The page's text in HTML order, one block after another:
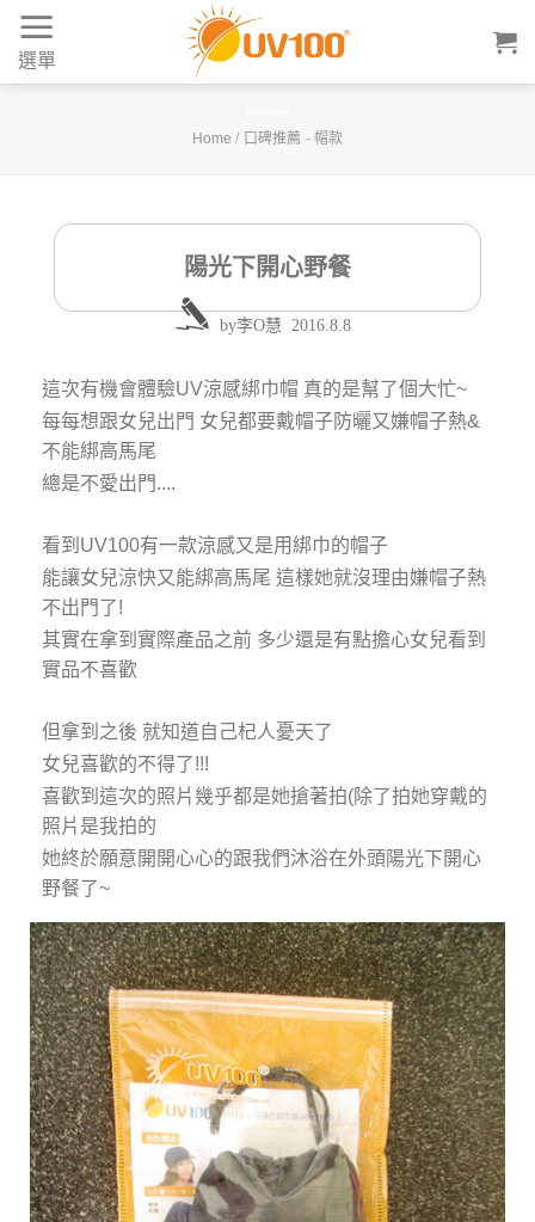
Skip
content
選單
Home / 口碑推薦 - 帽款
陽光下開心野餐
by李O慧 2016.8.8
這次有機會體驗UV涼感綁巾帽 真的是幫了個大忙~
每每想跟女兒出門 女兒都要戴帽子防曬又嫌帽子熱&
不能綁高馬尾
總是不愛出門....
看到UV100有一款涼感又是用綁巾的帽子
能讓女兒涼快又能綁高馬尾 這樣她就沒理由嫌帽子熱
不出門了!
其實在拿到實際產品之前 多少還是有點擔心女兒看到
實品不喜歡
但拿到之後 就知道自己杞人憂天了
女兒喜歡的不得了!!!
喜歡到這次的照片幾乎都是她搶著拍(除了拍她穿戴的
照片是我拍的
她終於願意開開心心的跟我們沐浴在外頭陽光下開心
野餐了~